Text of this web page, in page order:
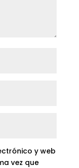
y web
vez que